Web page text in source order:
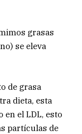
grasas
se eleva
de grasa
dieta, esta
en el LDL, esto
partículas de